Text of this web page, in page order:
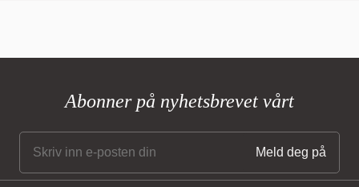
Abonner på nyhetsbrevet vårt